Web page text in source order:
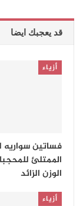
قد يعجبك ايضا
أزياء
فساتين
الممتلئ
الوزن الزائد
أزياء